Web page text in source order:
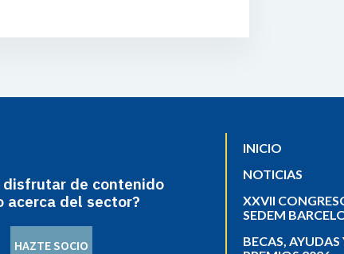
disfrutar de contenido
acerca del sector?
HAZTE SOCIO
INICIO
NOTICIAS
XXVII
SEDEM
BECAS, AYUDAS